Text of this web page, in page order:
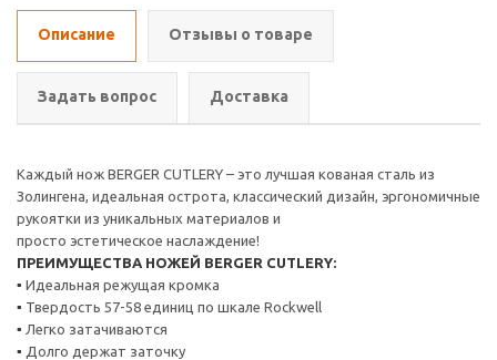
Описание Отзывы о товаре
Задать вопрос Доставка
Каждый нож BERGER CUTLERY – это лучшая кованая сталь из
Золингена, идеальная острота, классический дизайн, эргономичные
рукоятки из уникальных материалов и
просто эстетическое наслаждение!
ПРЕИМУЩЕСТВА НОЖЕЙ BERGER CUTLERY:
▪ Идеальная режущая кромка
▪ Твердость 57-58 единиц по шкале Rockwell
▪ Легко затачиваются
▪ Долго держат заточку